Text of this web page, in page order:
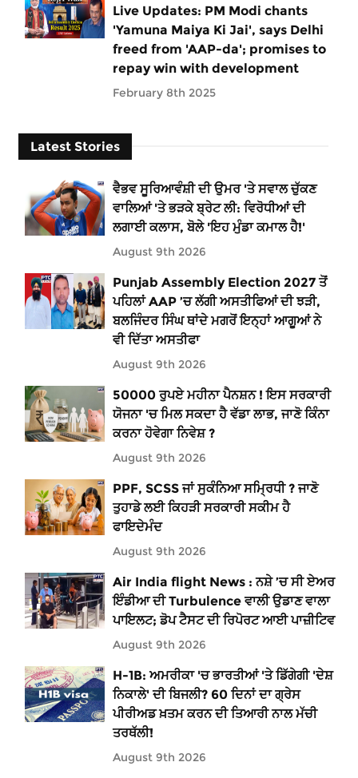
Live Updates: PM Modi chants
'Yamuna Maiya Ki Jai', says Delhi
freed from 'AAP-da'; promises to
repay win with development
February 8th 2025
Latest Stories
ਵੈਭਵ ਸੂਰਿਆਵੰਸ਼ੀ ਦੀ ਉਮਰ 'ਤੇ ਸਵਾਲ ਚੁੱਕਣ
ਵਾਲਿਆਂ 'ਤੇ ਭੜਕੇ ਬ੍ਰੇਟ ਲੀ: ਵਿਰੋਧੀਆਂ ਦੀ
ਲਗਾਈ ਕਲਾਸ, ਬੋਲੇ 'ਇਹ ਮੁੰਡਾ ਕਮਾਲ ਹੈ!'
August 9th 2026
Punjab Assembly Election 2027 ਤੋਂ
ਪਹਿਲਾਂ AAP ’ਚ ਲੱਗੀ ਅਸਤੀਫਿਆਂ ਦੀ ਝੜੀ,
ਬਲਜਿੰਦਰ ਸਿੰਘ ਥਾਂਦੇ ਮਗਰੋਂ ਇਨ੍ਹਾਂ ਆਗੂਆਂ ਨੇ
ਵੀ ਦਿੱਤਾ ਅਸਤੀਫਾ
August 9th 2026
50000 ਰੁਪਏ ਮਹੀਨਾ ਪੈਨਸ਼ਨ ! ਇਸ ਸਰਕਾਰੀ
ਯੋਜਨਾ 'ਚ ਮਿਲ ਸਕਦਾ ਹੈ ਵੱਡਾ ਲਾਭ, ਜਾਣੋ ਕਿੰਨਾ
ਕਰਨਾ ਹੋਵੇਗਾ ਨਿਵੇਸ਼ ?
August 9th 2026
PPF, SCSS ਜਾਂ ਸੁਕੰਨਿਆ ਸਮ੍ਰਿਧੀ ? ਜਾਣੋ
ਤੁਹਾਡੇ ਲਈ ਕਿਹੜੀ ਸਰਕਾਰੀ ਸਕੀਮ ਹੈ
ਫਾਇਦੇਮੰਦ
August 9th 2026
Air India flight News : ਨਸ਼ੇ ’ਚ ਸੀ ਏਅਰ
ਇੰਡੀਆ ਦੀ Turbulence ਵਾਲੀ ਉਡਾਣ ਵਾਲਾ
ਪਾਇਲਟ; ਡੋਪ ਟੈਸਟ ਦੀ ਰਿਪੋਰਟ ਆਈ ਪਾਜ਼ੀਟਿਵ
August 9th 2026
H-1B: ਅਮਰੀਕਾ 'ਚ ਭਾਰਤੀਆਂ 'ਤੇ ਡਿੱਗੇਗੀ 'ਦੇਸ਼
ਨਿਕਾਲੇ' ਦੀ ਬਿਜਲੀ? 60 ਦਿਨਾਂ ਦਾ ਗ੍ਰੇਸ
ਪੀਰੀਅਡ ਖ਼ਤਮ ਕਰਨ ਦੀ ਤਿਆਰੀ ਨਾਲ ਮੱਚੀ
ਤਰਥੱਲੀ!
August 9th 2026